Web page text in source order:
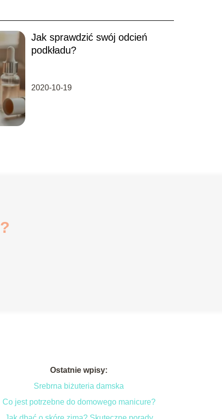
Jak sprawdzić swój odcień
podkładu?
2020-10-19
Ostatnie wpisy:
Srebrna biżuteria damska
Co jest potrzebne do domowego manicure?